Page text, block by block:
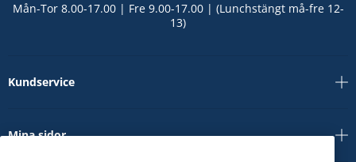
Mån-Tor 8.00-17.00 | Fre 9.00-17.00 | (Lunchstängt må-fre 12-
13)
Kundservice
Mina sidor